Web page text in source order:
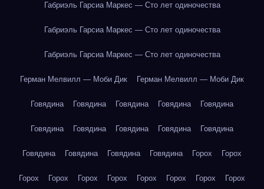
Габриэль Гарсиа Маркес — Сто лет одиночества
Габриэль Гарсиа Маркес — Сто лет одиночества
Габриэль Гарсиа Маркес — Сто лет одиночества
Герман Мелвилл — Моби Дик Герман Мелвилл — Моби Дик
Говядина Говядина Говядина Говядина Говядина
Говядина Говядина Говядина Говядина Говядина
Говядина Говядина Говядина Говядина Горох Горох
Горох Горох Горох Горох Горох Горох Горох Горох